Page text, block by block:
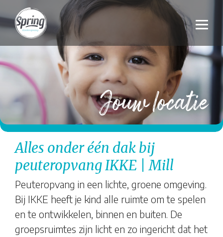
Jouw locatie
Alles onder één dak bij
peuteropvang IKKE | Mill
Peuteropvang in een lichte, groene omgeving.
Bij IKKE heeft je kind alle ruimte om te spelen
en te ontwikkelen, binnen en buiten. De
groepsruimtes zijn licht en zo ingericht dat het